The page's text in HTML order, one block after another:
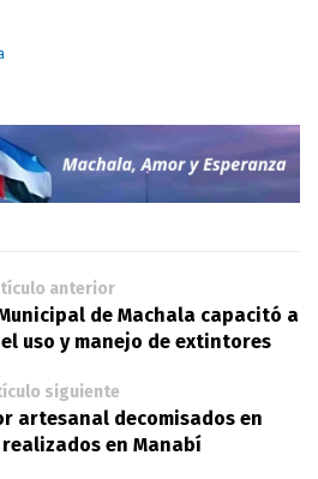
anterior
de Machala capacitó a
uso y manejo de extintores
siguiente
artesanal decomisados en
en Manabí